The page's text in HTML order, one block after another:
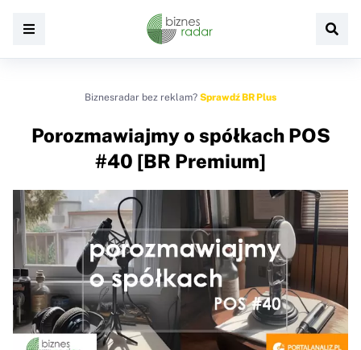
Biznesradar bez reklam? Sprawdź BR Plus
Porozmawiajmy o spółkach POS
#40 [BR Premium]